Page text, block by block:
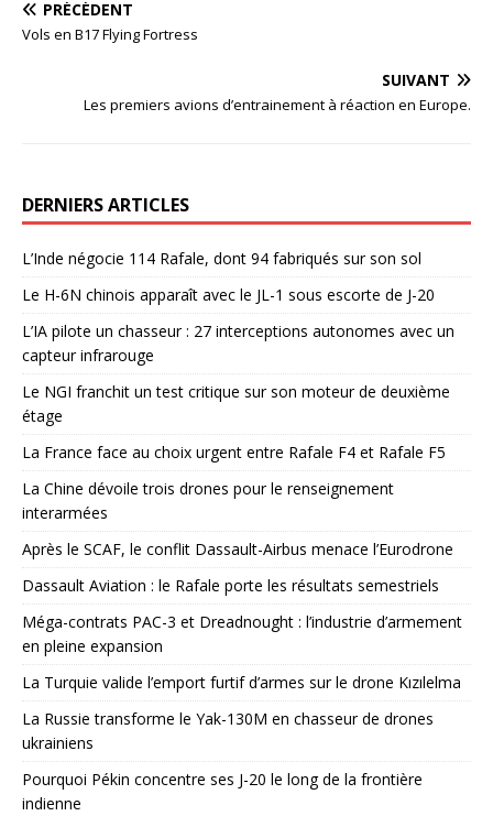
PRÉCÉDENT
Vols en B17 Flying Fortress
SUIVANT
Les premiers avions d’entrainement à réaction en Europe.
DERNIERS ARTICLES
L’Inde négocie 114 Rafale, dont 94 fabriqués sur son sol
Le H-6N chinois apparaît avec le JL-1 sous escorte de J-20
L’IA pilote un chasseur : 27 interceptions autonomes avec un
capteur infrarouge
Le NGI franchit un test critique sur son moteur de deuxième
étage
La France face au choix urgent entre Rafale F4 et Rafale F5
La Chine dévoile trois drones pour le renseignement
interarmées
Après le SCAF, le conflit Dassault-Airbus menace l’Eurodrone
Dassault Aviation : le Rafale porte les résultats semestriels
Méga-contrats PAC-3 et Dreadnought : l’industrie d’armement
en pleine expansion
La Turquie valide l’emport furtif d’armes sur le drone Kızılelma
La Russie transforme le Yak-130M en chasseur de drones
ukrainiens
Pourquoi Pékin concentre ses J-20 le long de la frontière
indienne